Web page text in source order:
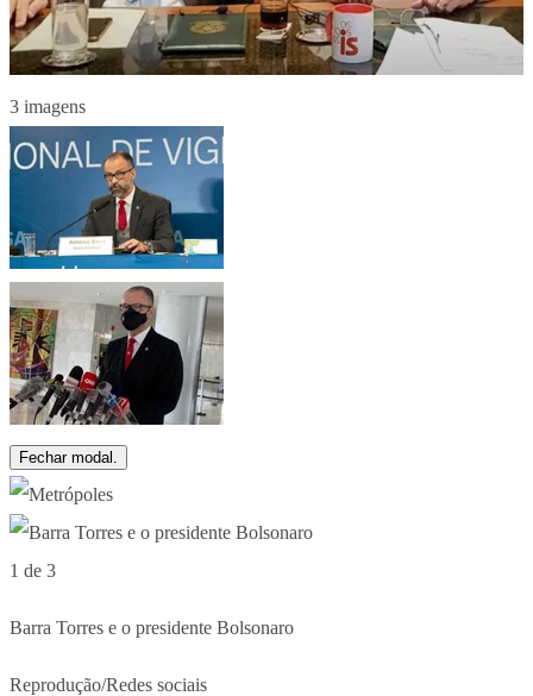
3 imagens
Fechar modal.
1 de 3
Barra Torres e o presidente Bolsonaro
Reprodução/Redes sociais